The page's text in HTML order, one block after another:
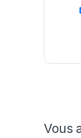
Vous